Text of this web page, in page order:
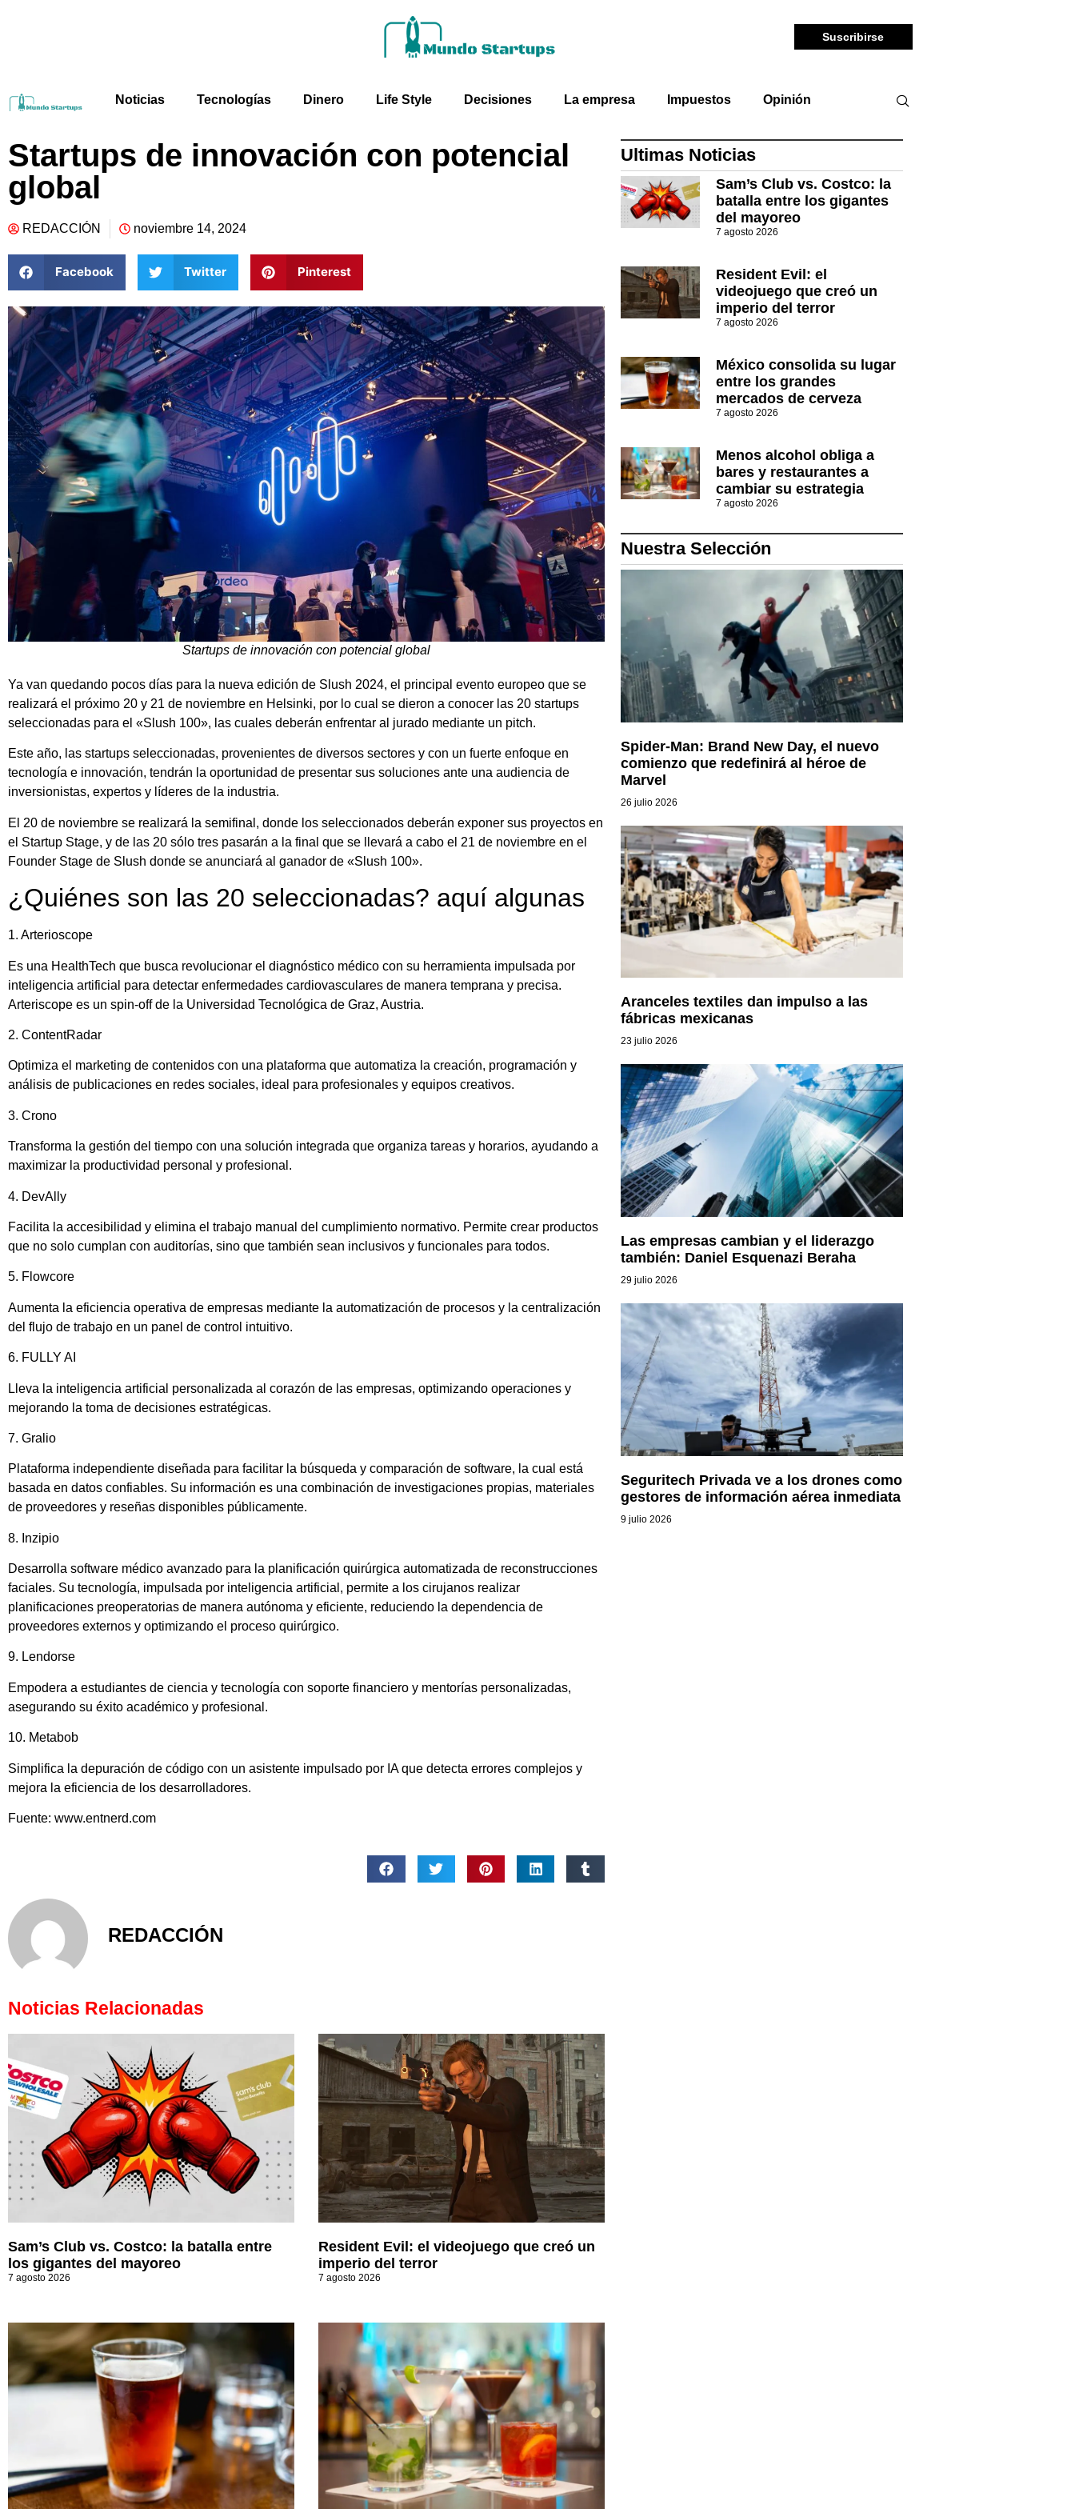
Suscribirse
Noticias Tecnologías Dinero Life Style Decisiones La empresa Impuestos Opinión
Startups de innovación con potencial
global
REDACCIÓN noviembre 14, 2024
Facebook Twitter Pinterest
Startups de innovación con potencial global
Ya van quedando pocos días para la nueva edición de Slush 2024, el principal evento europeo que se
realizará el próximo 20 y 21 de noviembre en Helsinki, por lo cual se dieron a conocer las 20 startups
seleccionadas para el «Slush 100», las cuales deberán enfrentar al jurado mediante un pitch.
Este año, las startups seleccionadas, provenientes de diversos sectores y con un fuerte enfoque en
tecnología e innovación, tendrán la oportunidad de presentar sus soluciones ante una audiencia de
inversionistas, expertos y líderes de la industria.
El 20 de noviembre se realizará la semifinal, donde los seleccionados deberán exponer sus proyectos en
el Startup Stage, y de las 20 sólo tres pasarán a la final que se llevará a cabo el 21 de noviembre en el
Founder Stage de Slush donde se anunciará al ganador de «Slush 100».
¿Quiénes son las 20 seleccionadas? aquí algunas
1. Arterioscope
Es una HealthTech que busca revolucionar el diagnóstico médico con su herramienta impulsada por
inteligencia artificial para detectar enfermedades cardiovasculares de manera temprana y precisa.
Arteriscope es un spin-off de la Universidad Tecnológica de Graz, Austria.
2. ContentRadar
Optimiza el marketing de contenidos con una plataforma que automatiza la creación, programación y
análisis de publicaciones en redes sociales, ideal para profesionales y equipos creativos.
3. Crono
Transforma la gestión del tiempo con una solución integrada que organiza tareas y horarios, ayudando a
maximizar la productividad personal y profesional.
4. DevAlly
Facilita la accesibilidad y elimina el trabajo manual del cumplimiento normativo. Permite crear productos
que no solo cumplan con auditorías, sino que también sean inclusivos y funcionales para todos.
5. Flowcore
Aumenta la eficiencia operativa de empresas mediante la automatización de procesos y la centralización
del flujo de trabajo en un panel de control intuitivo.
6. FULLY AI
Lleva la inteligencia artificial personalizada al corazón de las empresas, optimizando operaciones y
mejorando la toma de decisiones estratégicas.
7. Gralio
Plataforma independiente diseñada para facilitar la búsqueda y comparación de software, la cual está
basada en datos confiables. Su información es una combinación de investigaciones propias, materiales
de proveedores y reseñas disponibles públicamente.
8. Inzipio
Desarrolla software médico avanzado para la planificación quirúrgica automatizada de reconstrucciones
faciales. Su tecnología, impulsada por inteligencia artificial, permite a los cirujanos realizar
planificaciones preoperatorias de manera autónoma y eficiente, reduciendo la dependencia de
proveedores externos y optimizando el proceso quirúrgico.
9. Lendorse
Empodera a estudiantes de ciencia y tecnología con soporte financiero y mentorías personalizadas,
asegurando su éxito académico y profesional.
10. Metabob
Simplifica la depuración de código con un asistente impulsado por IA que detecta errores complejos y
mejora la eficiencia de los desarrolladores.
Fuente: www.entnerd.com
REDACCIÓN
Noticias Relacionadas
Sam’s Club vs. Costco: la batalla entre
los gigantes del mayoreo
7 agosto 2026
Resident Evil: el videojuego que creó un
imperio del terror
7 agosto 2026
Ultimas Noticias
Sam’s Club vs. Costco: la
batalla entre los gigantes
del mayoreo
7 agosto 2026
Resident Evil: el
videojuego que creó un
imperio del terror
7 agosto 2026
México consolida su lugar
entre los grandes
mercados de cerveza
7 agosto 2026
Menos alcohol obliga a
bares y restaurantes a
cambiar su estrategia
7 agosto 2026
Nuestra Selección
Spider-Man: Brand New Day, el nuevo
comienzo que redefinirá al héroe de
Marvel
26 julio 2026
Aranceles textiles dan impulso a las
fábricas mexicanas
23 julio 2026
Las empresas cambian y el liderazgo
también: Daniel Esquenazi Beraha
29 julio 2026
Seguritech Privada ve a los drones como
gestores de información aérea inmediata
9 julio 2026